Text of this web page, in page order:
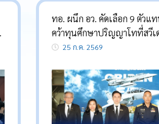
ทอ. ผนึก อว. คัดเลือก 9 ตัวแ
คว้าทุนศึกษาปริญญาโทที่สวีเดน ภา
โครงการชดเชยการนำเข้ายุทโ
25 ก.ค. 2569